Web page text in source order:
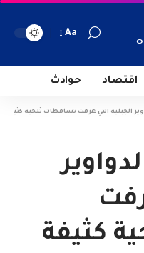
Aa
اقتصاد حوادث
الجبلية التي عرفت تساقطات ثلجية كثيفة
كثيفة